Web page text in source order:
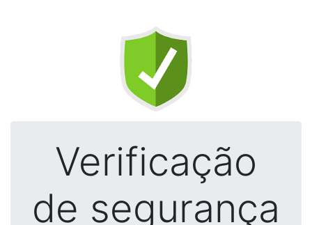
Verificação
de segurança